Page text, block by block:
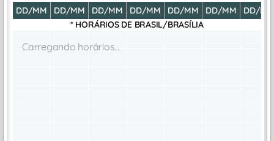
DD/MM
DD/MM
DD/MM
DD/MM
DD/MM
DD/MM
DD/MM
* HORÁRIOS DE BRASIL/BRASÍLIA
Carregando horários...